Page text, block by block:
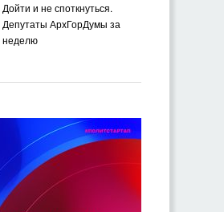
Дойти и не споткнуться.
Депутаты АрхГорДумы за
неделю